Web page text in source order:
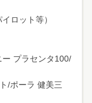
ロット等）
ー プラセンタ100/
/ポーラ 健美三